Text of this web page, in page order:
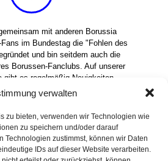
verwalten
zu bieten, verwenden wir Technologien wie
zu speichern und/oder darauf
Technologien zustimmst, können wir Daten
IDs auf dieser Website verarbeiten.
mit anderen Borussia
im Bundestag die "Fohlen des
und bin seitdem auch die
Borussen-Fanclubs. Auf unserer
gibt es regelmäßig Neuigkeiten.